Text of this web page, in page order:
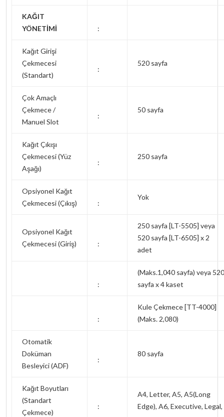
KAĞIT
YÖNETİMİ
:
Kağıt Girişi
Çekmecesi
(Standart)
:
520 sayfa
Çok Amaçlı
Çekmece /
Manuel Slot
:
50 sayfa
Kağıt Çıkışı
Çekmecesi (Yüz
Aşağı)
:
250 sayfa
Opsiyonel Kağıt
Çekmecesi (Çıkış)
:
Yok
Opsiyonel Kağıt
Çekmecesi (Giriş)
:
250 sayfa [LT-5505] veya
520 sayfa [LT-6505] x 2
adet
:
(Maks.1,040 sayfa) veya 520
sayfa x 4 kaset
:
Kule Çekmece [TT-4000]
(Maks. 2,080)
Otomatik
Doküman
Besleyici (ADF)
:
80 sayfa
Kağıt Boyutları
(Standart
Çekmece)
:
A4, Letter, A5, A5(Long
Edge), A6, Executive, Legal,